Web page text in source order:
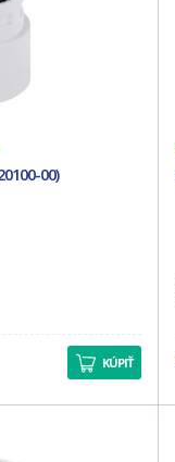
00)
KÚPIŤ